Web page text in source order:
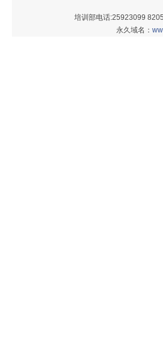
培训部电话:25923099
永久域名：